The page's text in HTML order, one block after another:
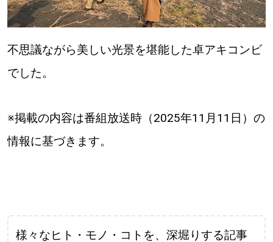
不思議ながら美しい光景を堪能した卓アキコンビ
でした。
※掲載の内容は番組放送時（2025年11月11日）の
情報に基づきます。
様々なヒト・モノ・コトを、深堀りする記事